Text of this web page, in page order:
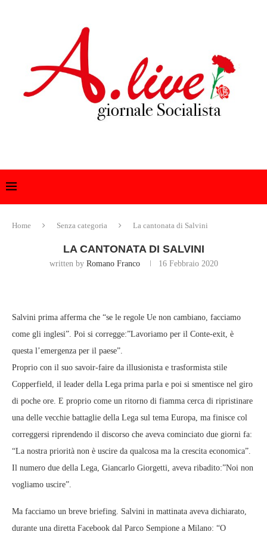
Home Senza categoria La cantonata di Salvini
LA CANTONATA DI SALVINI
written by Romano Franco 16 Febbraio 2020
Salvini prima afferma che “se le regole Ue non cambiano, facciamo
come gli inglesi”. Poi si corregge:”Lavoriamo per il Conte-exit, è
questa l’emergenza per il paese”.
Proprio con il suo savoir-faire da illusionista e trasformista stile
Copperfield, il leader della Lega prima parla e poi si smentisce nel giro
di poche ore. E proprio come un ritorno di fiamma cerca di ripristinare
una delle vecchie battaglie della Lega sul tema Europa, ma finisce col
correggersi riprendendo il discorso che aveva cominciato due giorni fa:
“La nostra priorità non è uscire da qualcosa ma la crescita economica”.
Il numero due della Lega, Giancarlo Giorgetti, aveva ribadito:”Noi non
vogliamo uscire”.
Ma facciamo un breve briefing. Salvini in mattinata aveva dichiarato,
durante una diretta Facebook dal Parco Sempione a Milano: “O